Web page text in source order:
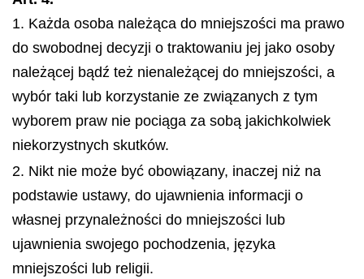
1. Każda osoba należąca do mniejszości ma prawo
do swobodnej decyzji o traktowaniu jej jako osoby
należącej bądź też nienależącej do mniejszości, a
wybór taki lub korzystanie ze związanych z tym
wyborem praw nie pociąga za sobą jakichkolwiek
niekorzystnych skutków.
2. Nikt nie może być obowiązany, inaczej niż na
podstawie ustawy, do ujawnienia informacji o
własnej przynależności do mniejszości lub
ujawnienia swojego pochodzenia, języka
mniejszości lub religii.